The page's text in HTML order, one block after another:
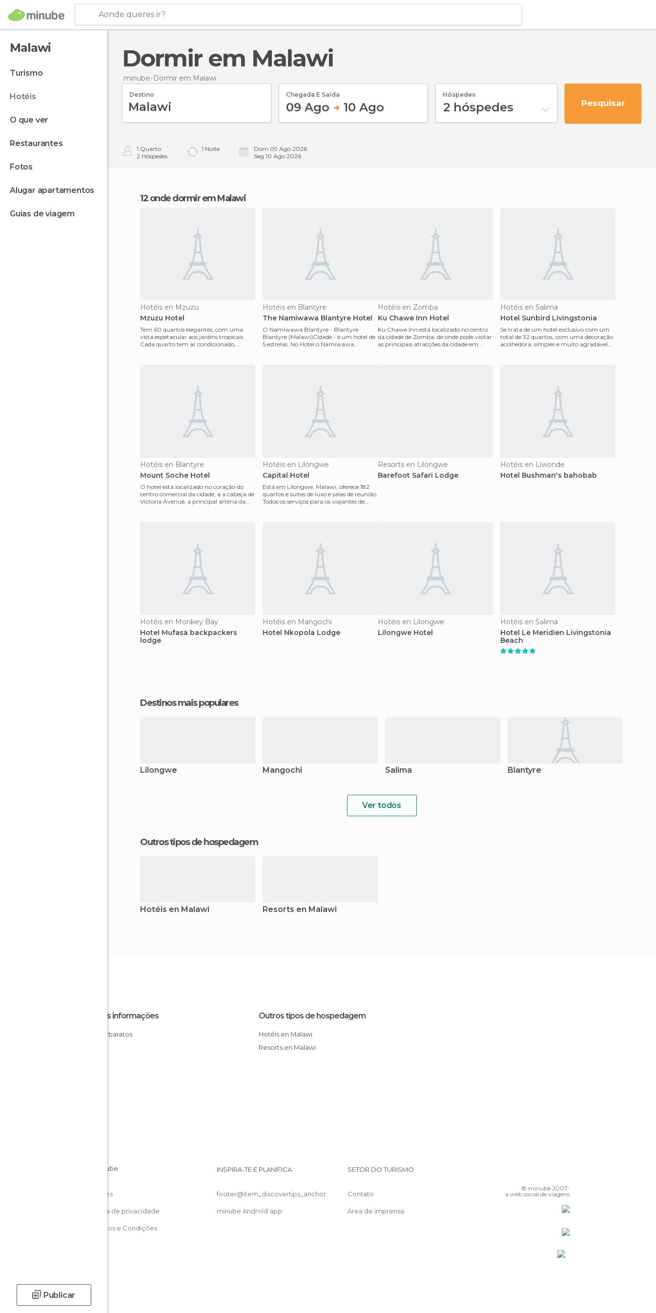
Aonde queres ir?
Malawi
turismo
hotéis
o que ver
restaurantes
fotos
alugar apartamentos
guias de viagem
Publicar
Dormir em Malawi
minube Dormir em Malawi
Destino Chegada E Saída
09 Ago 10 Ago
Hóspedes
2 hóspedes Pesquisar
1 Quarto
2 Hóspedes
1 Noite
Dom 09 Ago 2026
Seg 10 Ago 2026
12 onde dormir em Malawi
Hotéis en Mzuzu
Mzuzu Hotel
Tem 60 quartos elegantes, com uma
vista espetacular aos jardins tropicais.
Cada quarto tem ar condicionado,
Hotéis en Blantyre
The Namiwawa Blantyre Hotel
O Namiwawa Blantyre - Blantyre
Blantyre (Malawi)Cidade - é um hotel de
5 estrelas. No Hotel o Namiwawa
Hotéis en Zomba
Ku Chawe Inn Hotel
Ku Chawe Inn está localizado no centro
da cidade de Zomba, de onde pode visitar
as principais atracções da cidade em
Hotéis en Salima
Hotel Sunbird Livingstonia
Se trata de um hotel exclusivo com um
total de 32 quartos, com uma decoração
acolhedora, simples e muito agradável,
Hotéis en Blantyre
Mount Soche Hotel
O hotel está localizado no coração do
centro comercial da cidade, a a cabeça de
Victoria Avenue, a principal artéria da
Hotéis en Lilongwe
Capital Hotel
Está em Lilongwe, Malawi, oferece 182
quartos e suites de luxo e salas de reunião.
Todos os serviços para os viajantes de
Resorts en Lilongwe
Barefoot Safari Lodge
Hotéis en Liwonde
Hotel Bushman's bahobab
Hotéis en Monkey Bay
Hotel Mufasa backpackers
lodge
Hotéis en Mangochi
Hotel Nkopola Lodge
Hotéis en Lilongwe
Lilongwe Hotel
Hotéis en Salima
Hotel Le Meridien Livingstonia
Beach
Destinos mais populares
Lilongwe Mangochi Salima Blantyre
Ver todos
Outros tipos de hospedagem
Hotéis en Malawi Resorts en Malawi
Outras informações
Hotéis baratos
Outros tipos de hospedagem
Hotéis en Malawi
Resorts en Malawi
Cookies
Política de privacidade
Términos e Condições
INSPIRA-TE E PLANIFICA
footer@item_discovertips_anchor
minube Android app
SETOR DO TURISMO
Contato
Área de imprensa
© minube 2007-
a web social de viagens